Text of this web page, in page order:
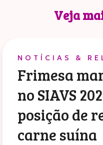
Veja
NOTÍCIAS &
Frimesa
no SIAVS
posição de
carne suína